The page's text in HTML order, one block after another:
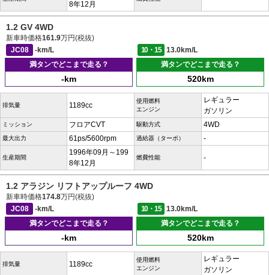
8年12月
1.2 GV 4WD
新車時価格161.9万円(税抜)
JC08
-km/L 10・15
13.0km/L
満タンでどこまで走る？
-km
満タンでどこまで走る？
520km
排気量 1189cc
使用燃料
エンジン
レギュラー
ガソリン
ミッション フロアCVT 駆動方式 4WD
最大出力 61ps/5600rpm 過給器（ターボ） -
生産期間
1996年09月～199
8年12月
燃費性能 -
1.2 アラジン リフトアップルーフ 4WD
新車時価格174.8万円(税抜)
JC08
-km/L 10・15
13.0km/L
満タンでどこまで走る？
-km
満タンでどこまで走る？
520km
排気量 1189cc
使用燃料
エンジン
レギュラー
ガソリン